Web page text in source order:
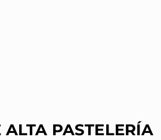
PASTELERÍA